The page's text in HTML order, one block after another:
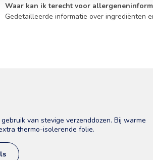
Waar kan ik terecht voor
Gedetailleerde informatie over ingrediënten
van stevige verzenddozen. Bij warme
thermo-isolerende folie.